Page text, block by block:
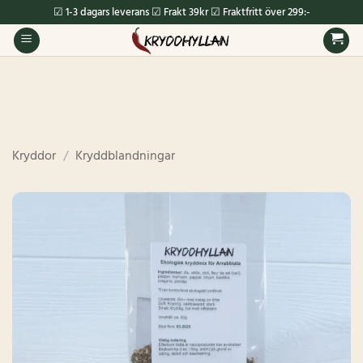
to
content
☑ 1-3 dagars leverans ☑ Frakt 39kr ☑ Fraktfritt över 299:-
Kryddor / Kryddblandningar